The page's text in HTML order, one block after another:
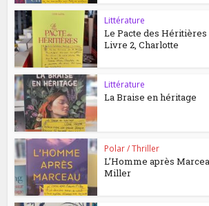
Littérature
Le Pacte des Héritières
Livre 2, Charlotte
Littérature
La Braise en héritage
Polar / Thriller
L’Homme après
Miller